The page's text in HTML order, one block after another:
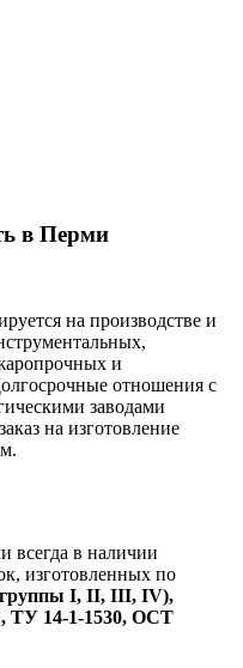
в Перми
на производстве и
и
отношения с
заводами
на изготовление
всегда в наличии
изготовленных по
I, II, III, IV),
ТУ 14-1-1530, ОСТ